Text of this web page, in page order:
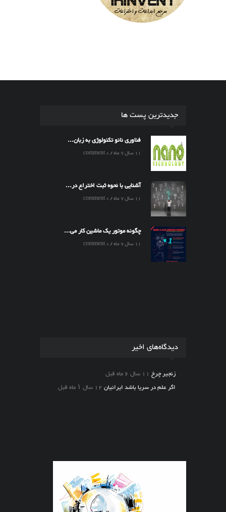
جدیدترین پست ها
فناوری نانو تکنولوژی به زبان...
11 سال 7 ماه / 0 comment
آشنایی با نحوه ثبت اختراع در...
11 سال 7 ماه / 0 comment
چگونه موتور یک ماشین کار می...
11 سال 7 ماه / 0 comment
دیدگاه‌های اخیر
زنجیر چرخ 11 سال 6 ماه قبل
اگر علم در سریا باشد ایرانیان 12 سال ۱ ماه قبل